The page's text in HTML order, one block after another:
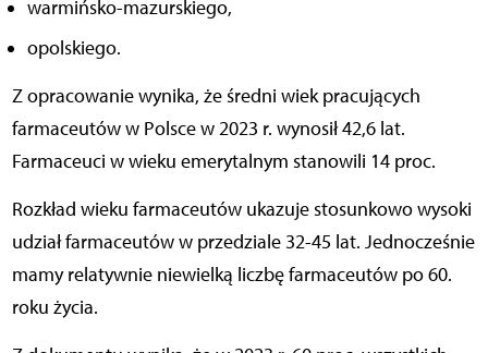
warmińsko-mazurskiego,
opolskiego.
Z opracowanie wynika, że średni wiek pracujących
farmaceutów w Polsce w 2023 r. wynosił 42,6 lat.
Farmaceuci w wieku emerytalnym stanowili 14 proc.
Rozkład wieku farmaceutów ukazuje stosunkowo wysoki
udział farmaceutów w przedziale 32-45 lat. Jednocześnie
mamy relatywnie niewielką liczbę farmaceutów po 60.
roku życia.